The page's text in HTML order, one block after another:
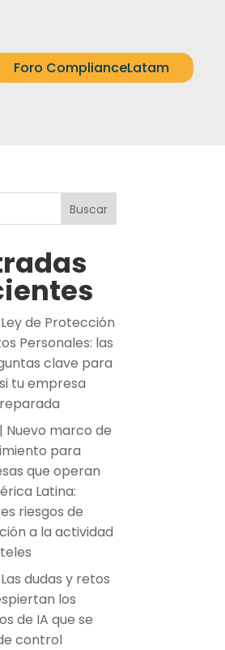
Foro ComplianceLatam
Buscar
de Protección
Personales: las
clave para
tu empresa
| Nuevo marco de
para
que operan
Latina:
riesgos de
a la actividad
dudas y retos
los
de IA que se
control